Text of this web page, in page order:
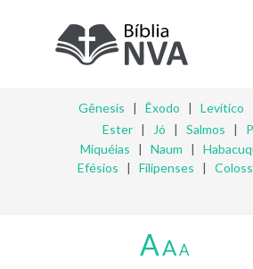
Gênesis | Êxodo | Levítico
Ester | Jó | Salmos |
Miquéias | Naum |
Efésios | Filipenses |
AAA